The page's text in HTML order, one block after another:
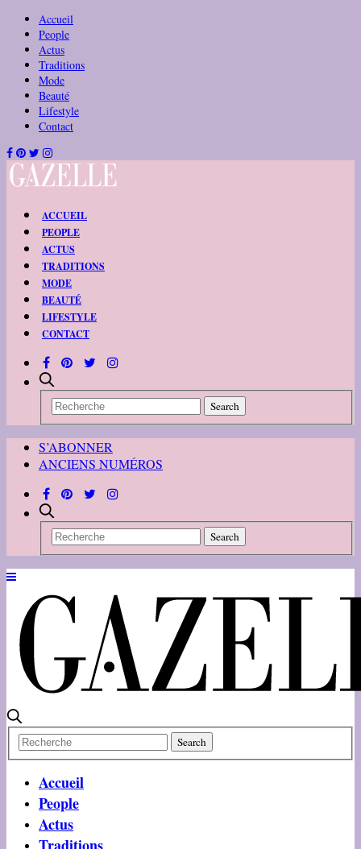
Accueil
People
Actus
Traditions
Mode
Beauté
Lifestyle
Contact
ACCUEIL
PEOPLE
ACTUS
TRADITIONS
MODE
BEAUTÉ
LIFESTYLE
CONTACT
S’ABONNER
ANCIENS NUMÉROS
Accueil
People
Actus